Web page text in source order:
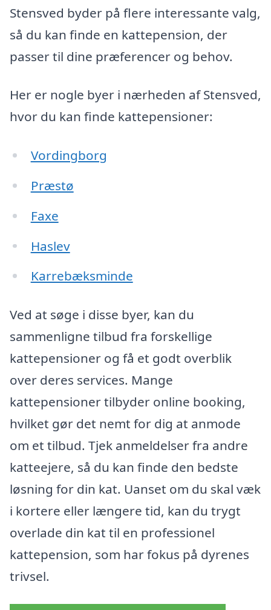
Stensved byder på flere interessante valg,
så du kan finde en kattepension, der
passer til dine præferencer og behov.
Her er nogle byer i nærheden af Stensved,
hvor du kan finde kattepensioner:
Vordingborg
Præstø
Faxe
Haslev
Karrebæksminde
Ved at søge i disse byer, kan du
sammenligne tilbud fra forskellige
kattepensioner og få et godt overblik
over deres services. Mange
kattepensioner tilbyder online booking,
hvilket gør det nemt for dig at anmode
om et tilbud. Tjek anmeldelser fra andre
katteejere, så du kan finde den bedste
løsning for din kat. Uanset om du skal væk
i kortere eller længere tid, kan du trygt
overlade din kat til en professionel
kattepension, som har fokus på dyrenes
trivsel.